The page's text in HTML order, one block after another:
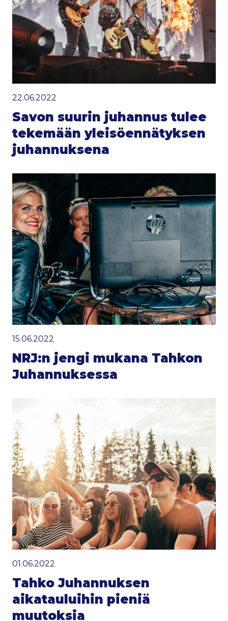
22.06.2022
Savon suurin juhannus tulee
tekemään yleisöennätyksen
juhannuksena
15.06.2022
NRJ:n jengi mukana Tahkon
Juhannuksessa
01.06.2022
Tahko Juhannuksen
aikatauluihin pieniä
muutoksia